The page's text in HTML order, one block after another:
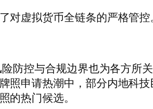
虚拟货币全链条的严格管控
控与合规边界也为各方所
照申请热潮中，部分内地科
的热门候选。